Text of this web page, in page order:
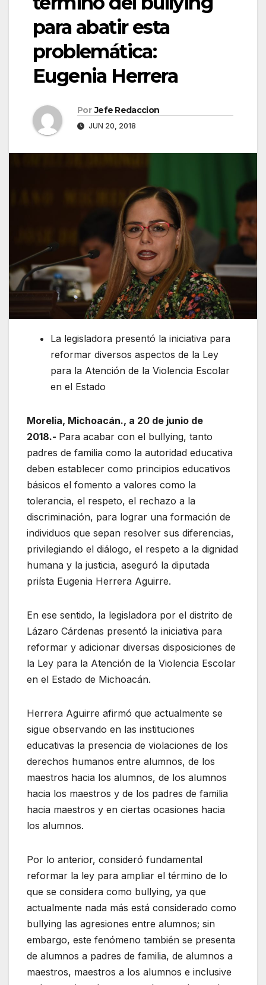
para abatir esta
problemática:
Eugenia Herrera
Por Jefe Redaccion
JUN 20, 2018
La legisladora presentó la iniciativa para
reformar diversos aspectos de la Ley
para la Atención de la Violencia Escolar
en el Estado
Morelia, Michoacán., a 20 de junio de
2018.- Para acabar con el bullying, tanto
padres de familia como la autoridad educativa
deben establecer como principios educativos
básicos el fomento a valores como la
tolerancia, el respeto, el rechazo a la
discriminación, para lograr una formación de
individuos que sepan resolver sus diferencias,
privilegiando el diálogo, el respeto a la dignidad
humana y la justicia, aseguró la diputada
priísta Eugenia Herrera Aguirre.
En ese sentido, la legisladora por el distrito de
Lázaro Cárdenas presentó la iniciativa para
reformar y adicionar diversas disposiciones de
la Ley para la Atención de la Violencia Escolar
en el Estado de Michoacán.
Herrera Aguirre afirmó que actualmente se
sigue observando en las instituciones
educativas la presencia de violaciones de los
derechos humanos entre alumnos, de los
maestros hacia los alumnos, de los alumnos
hacia los maestros y de los padres de familia
hacia maestros y en ciertas ocasiones hacia
los alumnos.
Por lo anterior, consideró fundamental
reformar la ley para ampliar el término de lo
que se considera como bullying, ya que
actualmente nada más está considerado como
bullying las agresiones entre alumnos; sin
embargo, este fenómeno también se presenta
de alumnos a padres de familia, de alumnos a
maestros, maestros a los alumnos e inclusive